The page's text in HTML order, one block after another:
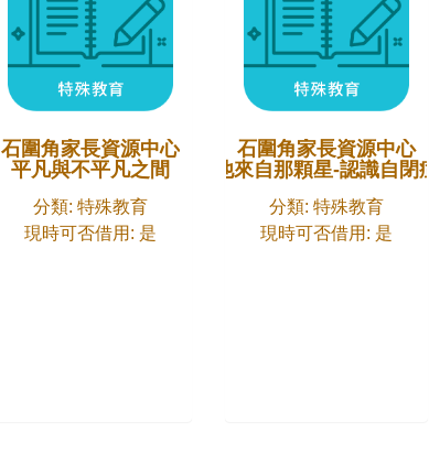
石圍角家長資源中心
平凡與不平凡之間
分類: 特殊教育
現時可否借用: 是
石圍角家長資源中心
他來自那顆星-認識自閉症
分類: 特殊教育
現時可否借用: 是